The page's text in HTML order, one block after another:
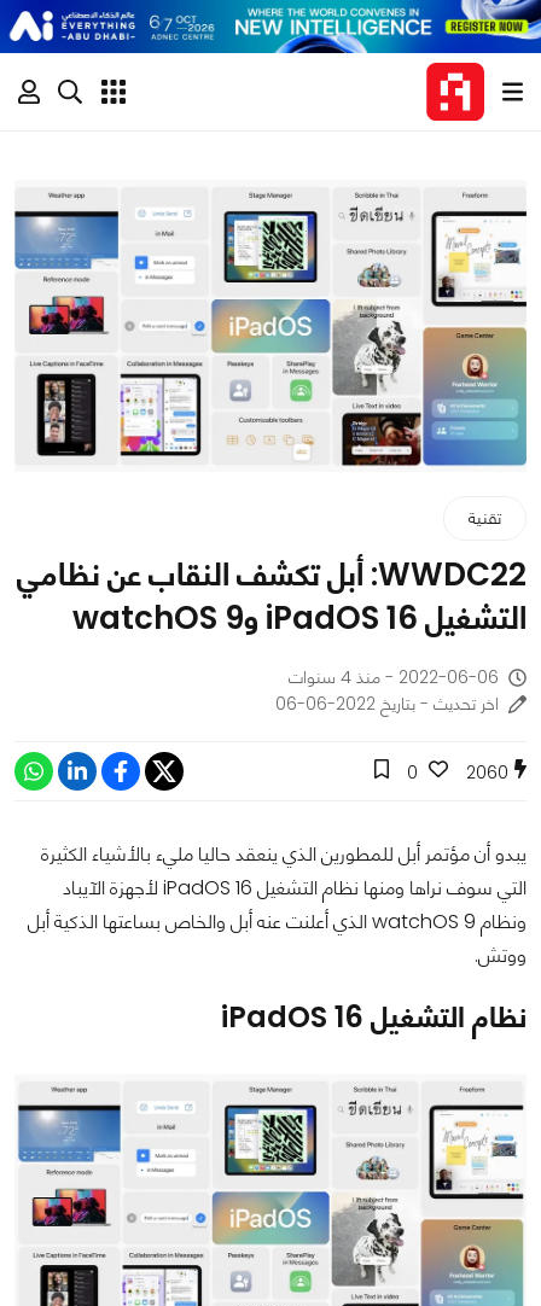
تقنية
WWDC22: أبل تكشف النقاب عن نظامي
التشغيل iPadOS 16 وwatchOS 9
2022-06-06 - منذ 4 سنوات
اخر تحديث - بتاريخ 2022-06-06
2060
0
يبدو أن مؤتمر أبل للمطورين الذي ينعقد حاليا مليء بالأشياء الكثيرة
التي سوف نراها ومنها نظام التشغيل iPadOS 16 لأجهزة الآيباد
ونظام watchOS 9 الذي أعلنت عنه أبل والخاص بساعتها الذكية أبل
ووتش.
نظام التشغيل iPadOS 16